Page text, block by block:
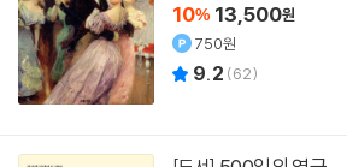
10% 13,500원
750원
9.2 (62)